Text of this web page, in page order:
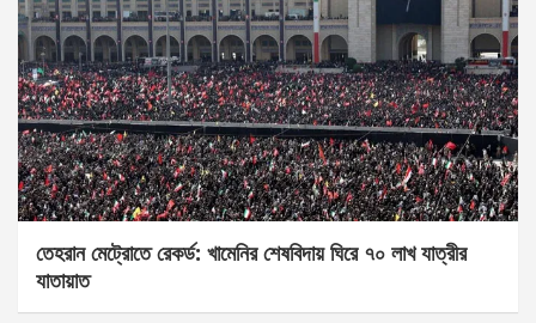
তেহরান মেট্রোতে রেকর্ড: খামেনির শেষবিদায় ঘিরে ৭০ লাখ যাত্রীর
যাতায়াত